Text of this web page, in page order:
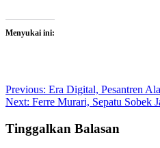
Menyukai ini:
Post
navigation
Previous: Era Digital, Pesantren
Next: Ferre Murari, Sepatu Sobek
Tinggalkan Balasan